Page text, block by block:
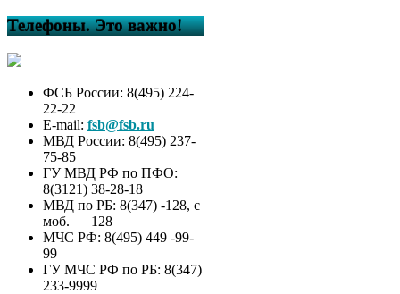
Телефоны. Это важно!
ФСБ России: 8(495) 224-
22-22
E-mail: fsb@fsb.ru
МВД России: 8(495) 237-
75-85
ГУ МВД РФ по ПФО:
8(3121) 38-28-18
МВД по РБ: 8(347) -128, с
моб. — 128
МЧС РФ: 8(495) 449 -99-
99
ГУ МЧС РФ по РБ: 8(347)
233-9999